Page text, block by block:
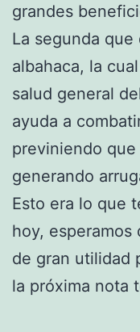
grandes
La segunda
albahaca, la
salud general
ayuda a
previniendo
generando
Esto era lo que
hoy, esperamos
de gran utilidad
la próxima nota